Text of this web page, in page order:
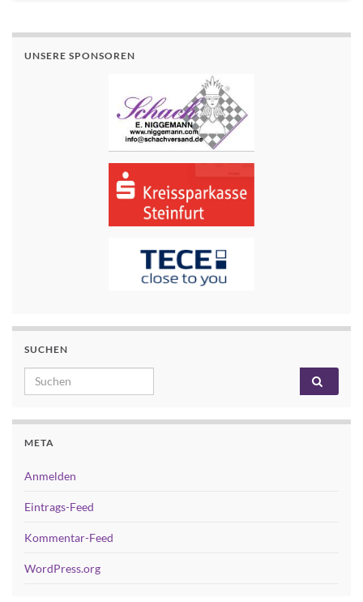
UNSERE SPONSOREN
SUCHEN
Search for:
META
Anmelden
Eintrags-Feed
Kommentar-Feed
WordPress.org